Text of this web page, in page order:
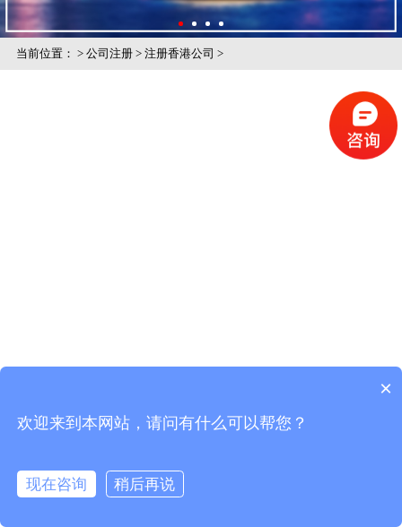
当前位置： > 公司注册> 注册香港公司 >
×
欢迎来到本网站，请问有什么可以帮您？
现在咨询
稍后再说
在线咨询